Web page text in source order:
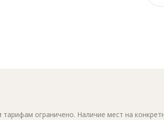
ограничено. Наличие мест на